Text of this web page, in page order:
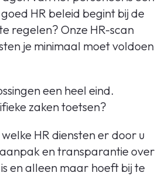
HR beleid begint bij de
regelen? Onze HR-scan
je minimaal moet voldoen
een heel eind.
zaken toetsen?
HR diensten er door u
en transparantie over
en alleen maar hoeft bij te